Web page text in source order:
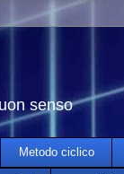
senso
Metodo ciclico